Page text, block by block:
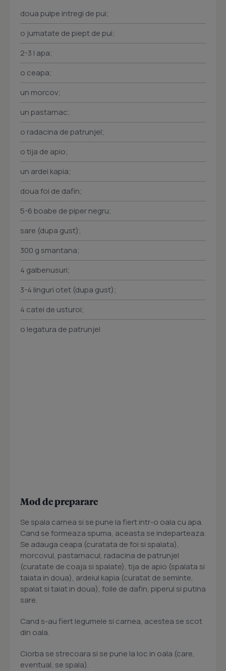
doua pulpe intregi de pui;
o jumatate de piept de pui;
2-3 l apa;
o ceapa;
un morcov;
un pastarnac;
o radacina de patrunjel;
o tija de apio;
un ardei kapia;
doua foi de dafin;
5-6 boabe de piper negru;
sare (dupa gust);
300 g smantana;
4 galbenusuri;
3-4 linguri otet (dupa gust);
4 catei de usturoi;
o legatura de patrunjel
Mod de preparare
Se spala carnea si se pune la fiert intr-o oala cu apa.
Cand se formeaza spuma, aceasta se indeparteaza.
Se adauga ceapa (curatata de foi si spalata),
morcovul, pastarnacul, radacina de patrunjel
(curatate de coaja si spalate), tija de apio (spalata si
taiata in doua), ardeiul kapia (curatat de seminte,
spalat si taiat in doua), foile de dafin, piperul si putina
sare.
Cand s-au fiert legumele si carnea, acestea se scot
din oala.
Ciorba se strecoara si se pune la loc in oala (care,
eventual, se spala).